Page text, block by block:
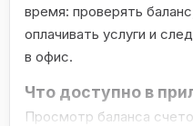
время: проверять
оплачивать услуги и
в офис.
Что доступно в
Просмотр баланса